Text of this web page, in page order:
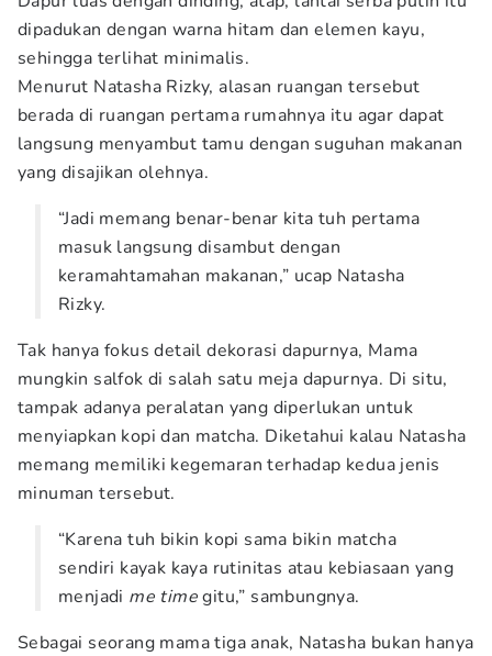
dipadukan dengan warna hitam dan elemen kayu,
sehingga terlihat minimalis.
Menurut Natasha Rizky, alasan ruangan tersebut
berada di ruangan pertama rumahnya itu agar dapat
langsung menyambut tamu dengan suguhan makanan
yang disajikan olehnya.
“Jadi memang benar-benar kita tuh pertama
masuk langsung disambut dengan
keramahtamahan makanan,” ucap Natasha
Rizky.
Tak hanya fokus detail dekorasi dapurnya, Mama
mungkin salfok di salah satu meja dapurnya. Di situ,
tampak adanya peralatan yang diperlukan untuk
menyiapkan kopi dan matcha. Diketahui kalau Natasha
memang memiliki kegemaran terhadap kedua jenis
minuman tersebut.
“Karena tuh bikin kopi sama bikin matcha
sendiri kayak kaya rutinitas atau kebiasaan yang
menjadi me timegitu,” sambungnya.
Sebagai seorang mama tiga anak, Natasha bukan hanya